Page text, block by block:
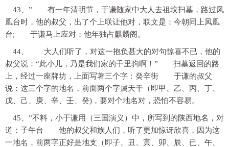
43、” 有一年清明节，于谦随家中大人去祖坟扫墓，路过凤
凰台时，他的叔父，出了个上联让他对，联文是：今朝同上凤凰
台; 于谦马上应对：他年独占麒麟阁。
44、 大人们听了，对这一抱负甚大的对句惊喜不已，他的
叔父说：“此小儿，乃是我们家的千里驹啊！” 扫墓返回的路
上，经过一座牌坊，上面写著三个字：癸辛街 于谦的叔父
说：这三个字的地名，前面两个字属天干（即甲、乙、丙、丁、
戊、己、庚、辛、壬、癸)，要对个地名对，恐怕不容易。
45、”不料，小于谦用（三国演义）中，所写到的陕西地名，对
道：子午台 他的叔父和族人们，听了更加惊讶欣喜，因为这
一地名，前两字正好是地支（即子、丑、寅、卯、辰、已、午、